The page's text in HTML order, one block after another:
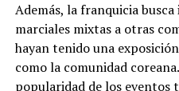
Además, la franquicia
marciales mixtas a otras
hayan tenido una
como la comunidad
popularidad de los eventos